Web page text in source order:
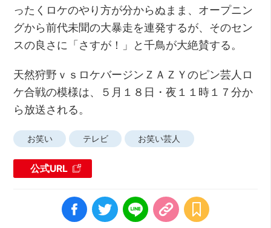
ったくロケのやり方が分からぬまま、オープニン
グから前代未聞の大暴走を連発するが、そのセン
スの良さに「さすが！」と千鳥が大絶賛する。
天然狩野ｖｓロケバージンＺＡＺＹのピン芸人ロ
ケ合戦の模様は、５月１８日・夜１１時１７分か
ら放送される。
お笑い テレビ お笑い芸人
公式URL